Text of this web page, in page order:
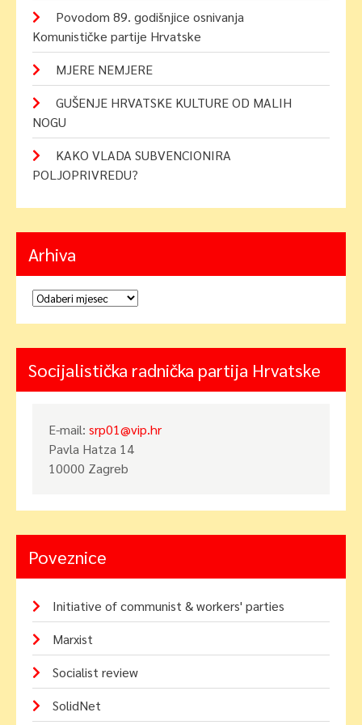
Povodom 89. godišnjice osnivanja
Komunističke partije Hrvatske
MJERE NEMJERE
GUŠENJE HRVATSKE KULTURE OD MALIH
NOGU
KAKO VLADA SUBVENCIONIRA
POLJOPRIVREDU?
Arhiva
Arhiva
Socijalistička radnička partija Hrvatske
E-mail: srp01@vip.hr
Pavla Hatza 14
10000 Zagreb
Poveznice
Initiative of communist & workers' parties
Marxist
Socialist review
SolidNet